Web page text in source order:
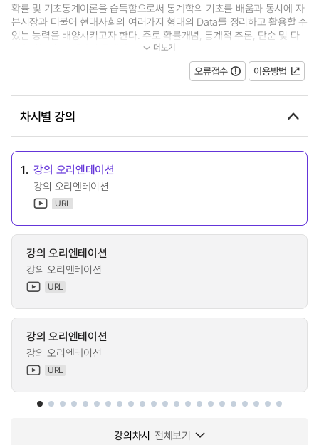
확률 및 기초통계이론을 습득함으로써 통계학의 기초를 배움과 동시에 자
본시장과 더불어 현대사회의 여러가지 형태의 Data를 정리하고 활용할 수
있는 능력을 배양시키고자 한다. 주로 확률개념, 통계적 추론, 단순 및 다
중회귀분석 등 계량적 통계학도...
더보기
오류접수 이용방법
차시별 강의
1. 강의 오리엔테이션
강의 오리엔테이션
URL
강의 오리엔테이션
강의 오리엔테이션
URL
강의 오리엔테이션
강의 오리엔테이션
URL
강의차시 전체보기